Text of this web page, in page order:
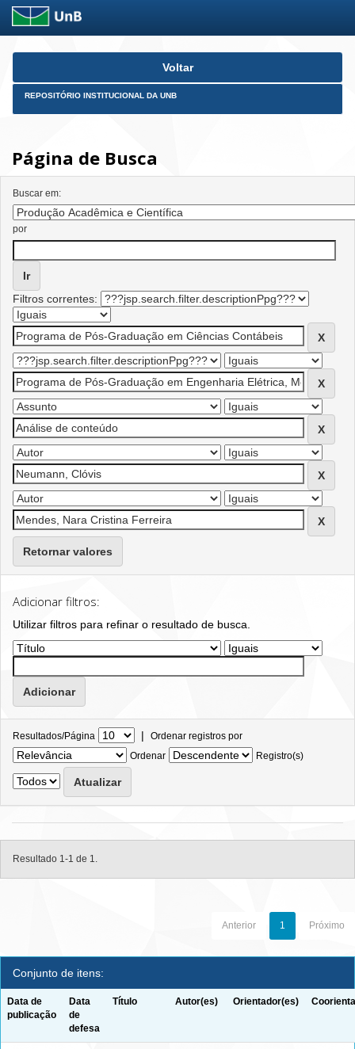
Skip
Voltar
REPOSITÓRIO INSTITUCIONAL DA UNB
Página de Busca
Buscar em:
por
Filtros correntes:
Retornar valores
Adicionar filtros:
Utilizar filtros para refinar o resultado de busca.
Resultados/Página | Ordenar registros por
Ordenar
Registro(s)
Resultado 1-1 de 1.
Anterior 1 Próximo
Conjunto de itens:
Data de
publicação
Data
de
defesa
Título Autor(es) Orientador(es)